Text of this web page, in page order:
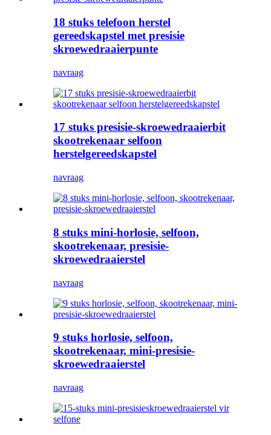
18 stuks telefoon herstel
gereedskapstel met presisie
skroewedraaierpunte
navraag
17 stuks presisie-skroewedraaierbit
skootrekenaar selfoon
herstelgereedskapstel
navraag
8 stuks mini-horlosie, selfoon,
skootrekenaar, presisie-
skroewedraaierstel
navraag
9 stuks horlosie, selfoon,
skootrekenaar, mini-presisie-
skroewedraaierstel
navraag